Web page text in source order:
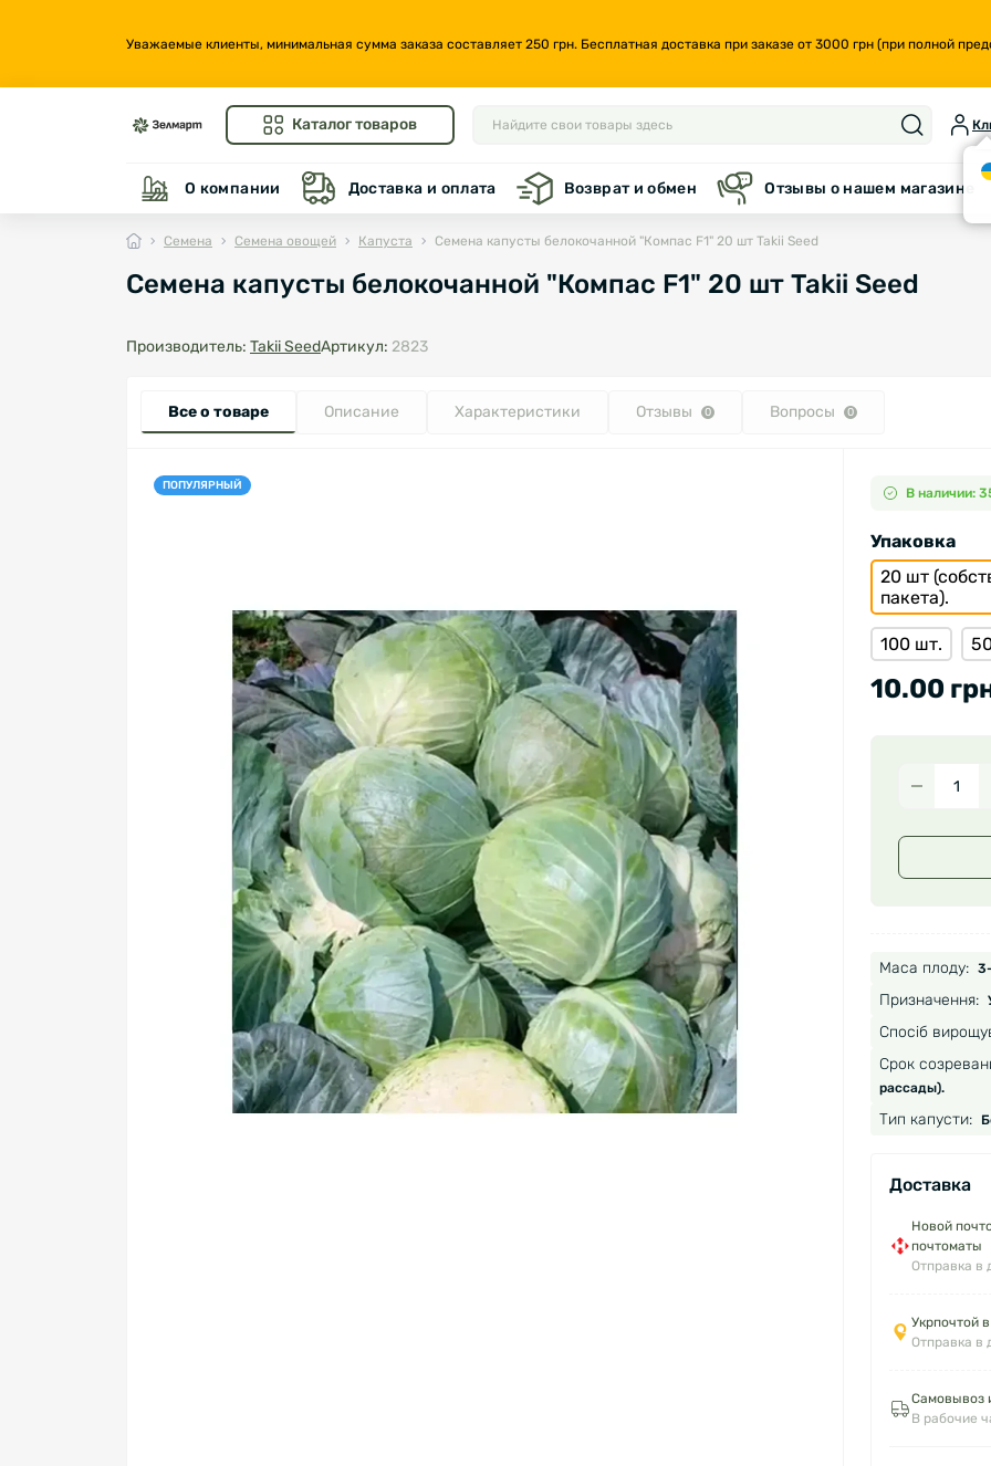
Уважаемые клиенты, минимальная сумма заказа составляет 250 грн. Бесплатная доставка при заказе от 3000 грн (при полной
Каталог товаров
О компании Доставка и оплата Возврат и обмен Отзывы о нашем магазине
Семена Семена овощей Капуста Семена капусты белокочанной "Компас F1" 20 шт Takii Seed
Семена капусты белокочанной "Компас F1" 20 шт Takii Seed
Производитель: Takii SeedАртикул: 2823
Все о товаре Описание Характеристики Отзывы 0 Вопросы 0
ПОПУЛЯРНЫЙ В наличии:
Упаковка
20 шт
пакета).
100 шт.
10.00
Маса плоду:
Призначення:
Спосіб
Срок
рассады).
Тип капусти:
Доставка
Новой
почтоматы
Отправка в
Укрпочтой
Отправка в
Самовывоз
В рабочие